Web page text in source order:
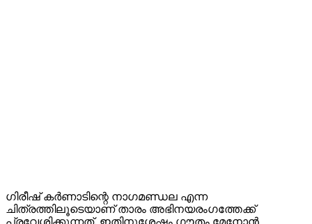
ഗിരീഷ് കർണാടിന്റെ നാഗമണ്ഡല എന്ന
ചിത്രത്തിലൂടെയാണ് താരം അഭിനയരംഗത്തേക്ക്